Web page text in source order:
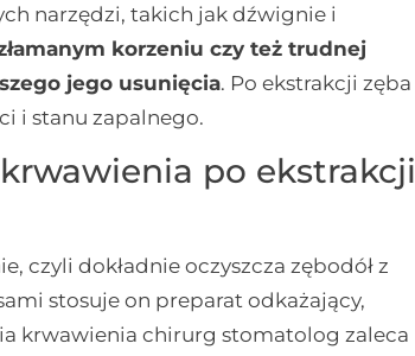
narzędzi, takich jak dźwignie i
korzeniu czy też trudnej
jego usunięcia. Po ekstrakcji zęba
i stanu zapalnego.
po ekstrakcji
czyli dokładnie oczyszcza zębodół z
stosuje on preparat odkażający,
krwawienia chirurg stomatolog zaleca